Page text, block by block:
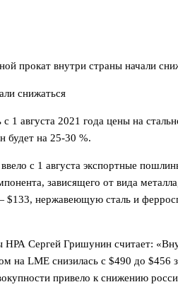
прокат внутри страны начали
снижаться
1 августа 2021 года цены на
будет на 25-30 %.
с 1 августа экспортные
зависящего от вида
нержавеющую сталь и
Сергей Гришунин считает:
на LME снизилась с $490 до
привело к снижению